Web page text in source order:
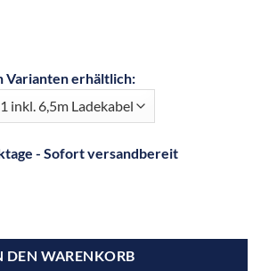
Varianten erhältlich:
- Sofort versandbereit
DEN WARENKORB